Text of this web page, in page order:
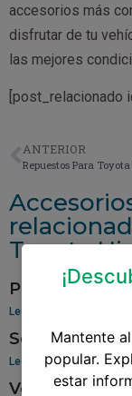
accesorios más
disfrutar de tu
las mejores
[post_relacionado
ANTERIOR
Repuestos Para
Toyota
Pantalla Para
Leer más »
Sensor De
Leer más »
Venta De
Mantente
popular.
estar